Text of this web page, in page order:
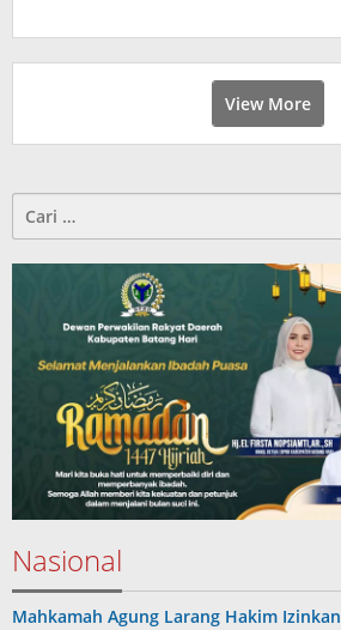
View More
untuk:
Nasional
Mahkamah Agung Larang Hakim Izinkan